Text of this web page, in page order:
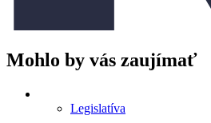
Mohlo by vás zaujímať
Legislatíva